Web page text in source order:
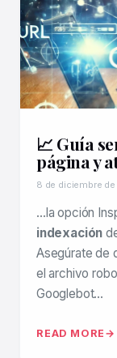
📈 Guía
página y
8 de diciembre
…la opción
indexación
Asegúrate de
el archivo
Googlebot…
READ MORE